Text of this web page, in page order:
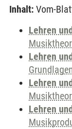
Inhalt: Vom-
Lehren
Lehren
Lehren
Lehren